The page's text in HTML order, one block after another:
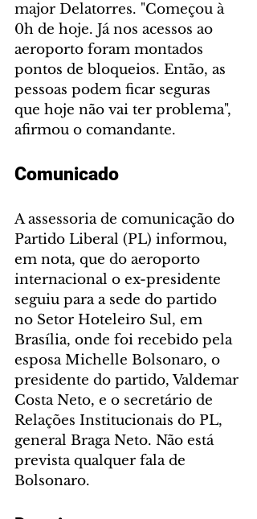
major Delatorres. "Começou à
0h de hoje. Já nos acessos ao
aeroporto foram montados
pontos de bloqueios. Então, as
pessoas podem ficar seguras
que hoje não vai ter problema",
afirmou o comandante.
Comunicado
A assessoria de comunicação do
Partido Liberal (PL) informou,
em nota, que do aeroporto
internacional o ex-presidente
seguiu para a sede do partido
no Setor Hoteleiro Sul, em
Brasília, onde foi recebido pela
esposa Michelle Bolsonaro, o
presidente do partido, Valdemar
Costa Neto, e o secretário de
Relações Institucionais do PL,
general Braga Neto. Não está
prevista qualquer fala de
Bolsonaro.